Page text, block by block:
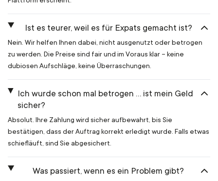
Ist es teurer, weil es für Expats gemacht ist?
Nein. Wir helfen Ihnen dabei, nicht ausgenutzt oder betrogen
zu werden. Die Preise sind fair und im Voraus klar – keine
dubiosen Aufschläge, keine Überraschungen.
Ich wurde schon mal betrogen … ist mein Geld
sicher?
Absolut. Ihre Zahlung wird sicher aufbewahrt, bis Sie
bestätigen, dass der Auftrag korrekt erledigt wurde. Falls etwas
schiefläuft, sind Sie abgesichert.
Was passiert, wenn es ein Problem gibt?